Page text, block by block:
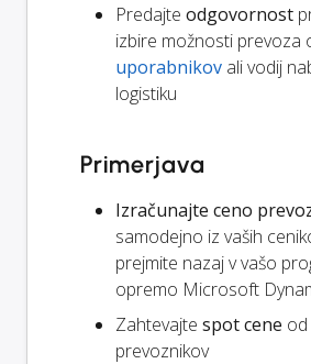
Predajte odgovornost
izbire možnosti prevoza
uporabnikov ali vodij
logistiku
Primerjava
Izračunajte ceno
samodejno iz vaših
prejmite nazaj v vašo
opremo Microsoft
Zahtevajte spot cene od
prevoznikov